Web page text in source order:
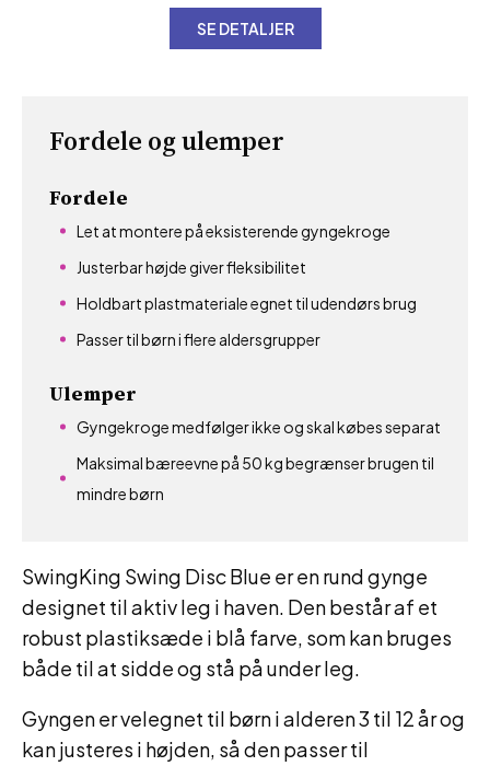
SwingKing Swing Disc Blue er en rund gynge
designet til aktiv leg i haven. Den består af et
robust plastiksæde i blå farve, som kan bruges
både til at sidde og stå på under leg.
Gyngen er velegnet til børn i alderen 3 til 12 år og
kan justeres i højden, så den passer til
Fordele og ulemper
Fordele
Let at montere på eksisterende gyngekroge
Justerbar højde giver fleksibilitet
Holdbart plastmateriale egnet til udendørs brug
Passer til børn i flere aldersgrupper
Ulemper
Gyngekroge medfølger ikke og skal købes separat
Maksimal bæreevne på 50 kg begrænser brugen til
mindre børn
SE DETALJER